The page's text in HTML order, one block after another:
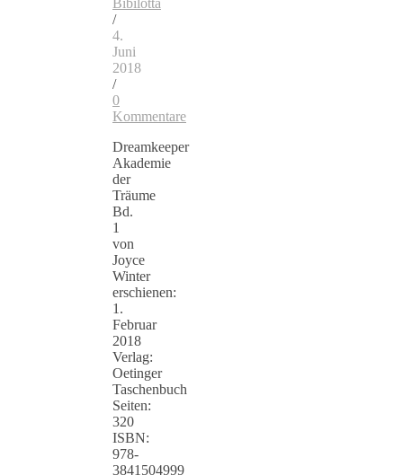
/
4.
Juni
2018
/
0
Kommentare
Dreamkeeper
Akademie
der
Träume
Bd.
1
von
Joyce
Winter
erschienen:
1.
Februar
2018
Verlag:
Oetinger
Taschenbuch
Seiten:
320
ISBN:
978-
3841504999